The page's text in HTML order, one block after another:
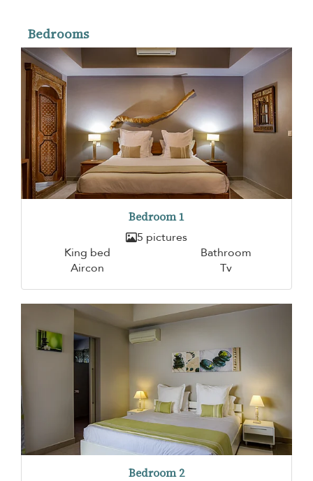
Bedrooms
Bedroom 1
5 pictures
King bed
Bathroom
Aircon
Tv
Bedroom 2